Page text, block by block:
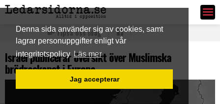
Denna sida använder sig av cookies, samt
lagrar personuppgifter enligt vår
integritetspolicy Läs mer
Jag accepterar
Ledarsidorna.se
Tipsa oss idag
Israel publicerar översikt över Muslimska
brödraskapet i Europa